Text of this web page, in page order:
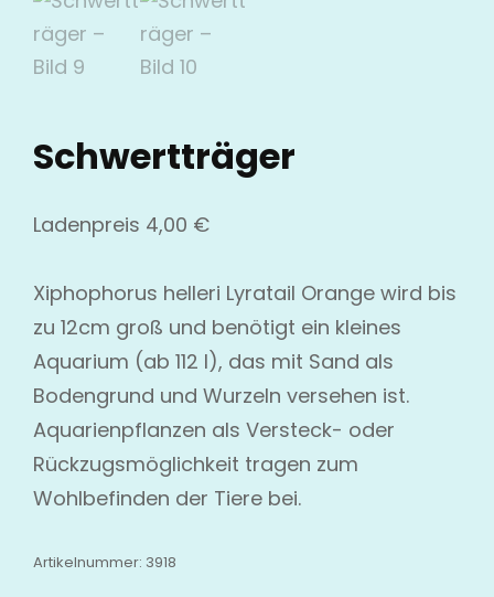
Schwertträger
Ladenpreis 4,00 €
Xiphophorus helleri Lyratail Orange wird bis
zu 12cm groß und benötigt ein kleines
Aquarium (ab 112 l), das mit Sand als
Bodengrund und Wurzeln versehen ist.
Aquarienpflanzen als Versteck- oder
Rückzugsmöglichkeit tragen zum
Wohlbefinden der Tiere bei.
Artikelnummer: 3918